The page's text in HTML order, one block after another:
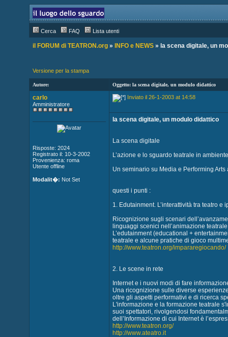
Cerca FAQ Lista utenti
il FORUM di TEATRON.org» INFO e NEWS» la scena digitale, un
Versione per la stampa
Autore: Oggetto: la scena digitale, un modulo didattico
carlo
Amministratore
Risposte: 2024
Registrato il: 10-3-2002
Provenienza: roma
Utente offline
Modalit�: Not Set
Inviato il 26-1-2003 at 14:58
la scena digitale, un modulo didattico
La scena digitale
L’azione e lo sguardo teatrale in
Un seminario su Media e Performing
questi i punti :
1. Edutainment. L’interattività tra teatro e
Ricognizione sugli scenari
linguaggi scenici nell’animazione
L’edutainment (educational +
teatrale e alcune pratiche di gioco
http://www.teatron.org/impararegiocando/
2. Le scene in rete
Internet e i nuovi modi di fare
Una ricognizione sulle diverse
oltre gli aspetti performativi e di ricerca
L'informazione e la formazione teatrale
suoi spettatori, rivolgendosi
dell’Informazione di cui Internet è
http://www.teatron.org/
http://www.ateatro.it